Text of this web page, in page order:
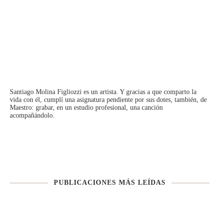
Santiago Molina Figliozzi es un artista. Y gracias a que comparto la
vida con él, cumplí una asignatura pendiente por sus dotes, también, de
Maestro: grabar, en un estudio profesional, una canción
acompañándolo.
PUBLICACIONES MÁS LEÍDAS